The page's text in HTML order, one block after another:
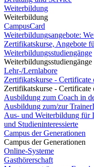
Weiterbildung
Weiterbildung
CampusCard
Weiterbildungsangebote:
Zertifikatskurse, Angebote
Weiterbildungsstudiengänge
Weiterbildungsstudiengänge
Lehr-/Lernlabore
Zertifikatskurse -
Zertifikatskurse -
Ausbildung zum Coach in
Ausbildung zum/zur
Aus- und Weiterbildung für
und Studieninteressierte
Campus der Generationen
Campus der Generationen
Online-Systeme
Gasthörerschaft